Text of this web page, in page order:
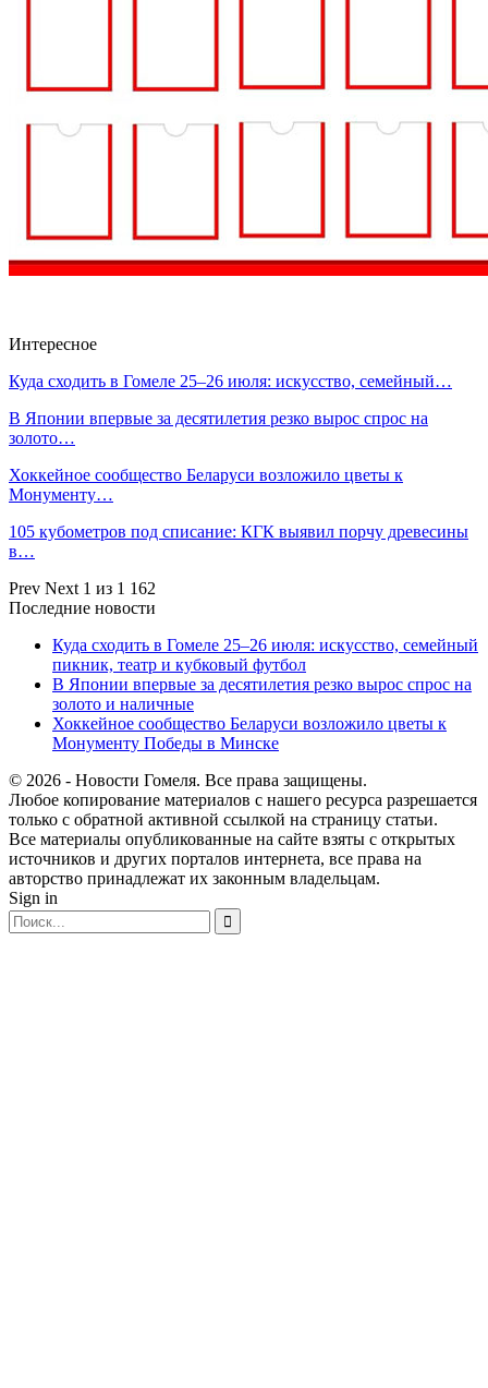
Интересное
Куда сходить в Гомеле 25–26 июля: искусство, семейный…
В Японии впервые за десятилетия резко вырос спрос на
золото…
Хоккейное сообщество Беларуси возложило цветы к
Монументу…
105 кубометров под списание: КГК выявил порчу древесины
в…
Prev Next 1 из 1 162
Последние новости
Куда сходить в Гомеле 25–26 июля: искусство, семейный
пикник, театр и кубковый футбол
В Японии впервые за десятилетия резко вырос спрос на
золото и наличные
Хоккейное сообщество Беларуси возложило цветы к
Монументу Победы в Минске
© 2026 - Новости Гомеля. Все права защищены.
Любое копирование материалов с нашего ресурса разрешается
только с обратной активной ссылкой на страницу статьи.
Все материалы опубликованные на сайте взяты с открытых
источников и других порталов интернета, все права на
авторство принадлежат их законным владельцам.
Sign in